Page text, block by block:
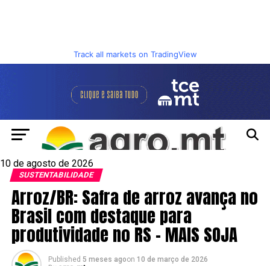
Track all markets on TradingView
10 de agosto de 2026
SUSTENTABILIDADE
Arroz/BR: Safra de arroz avança no
Brasil com destaque para
produtividade no RS – MAIS SOJA
Published 5 meses agoon 10 de março de 2026